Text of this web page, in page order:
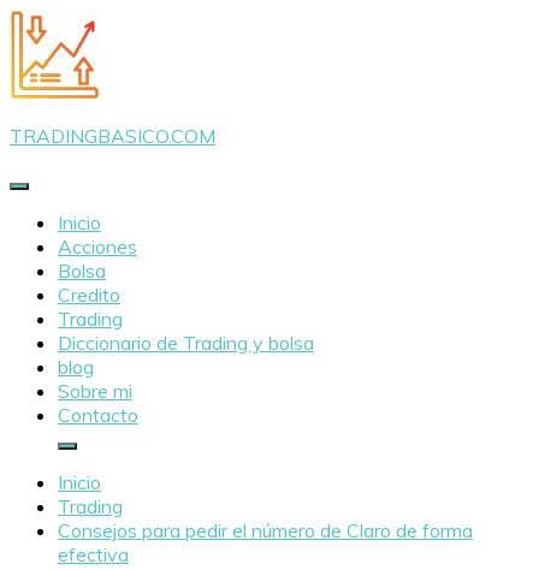
Saltar
al
contenido
TRADINGBASICO.COM
Inicio
Acciones
Bolsa
Credito
Trading
Diccionario de Trading y bolsa
blog
Sobre mi
Contacto
Inicio
Trading
Consejos para pedir el número de Claro de forma
efectiva